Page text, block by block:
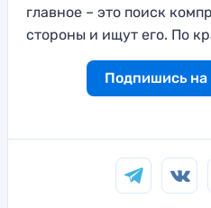
главное – это поиск
стороны и ищут его. По
Подпишись на